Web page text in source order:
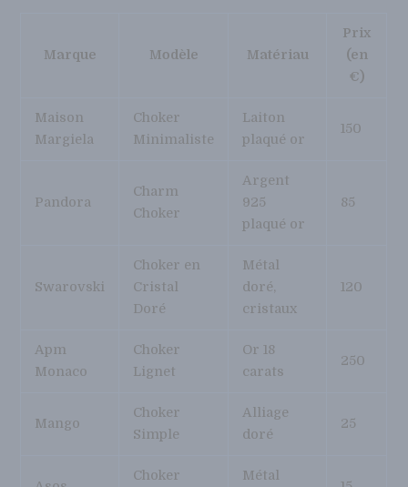
Marque Modèle Matériau
Prix
(en
€)
Maison
Margiela
Choker
Minimaliste
Laiton
plaqué or
150
Pandora
Charm
Choker
Argent
925
plaqué or
85
Swarovski
Choker en
Cristal
Doré
Métal
doré,
cristaux
120
Apm
Monaco
Choker
Lignet
Or 18
carats
250
Mango
Choker
Simple
Alliage
doré
25
Choker Métal